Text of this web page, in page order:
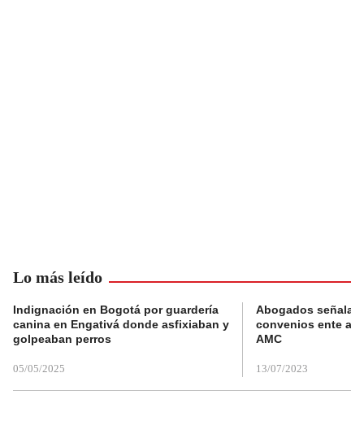
Lo más leído
Indignación en Bogotá por guardería
canina en Engativá donde asfixiaban y
golpeaban perros
05/05/2025
Abogados
convenios ente
AMC
13/07/2023